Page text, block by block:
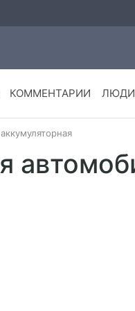
КОММЕНТАРИИ ЛЮДИ